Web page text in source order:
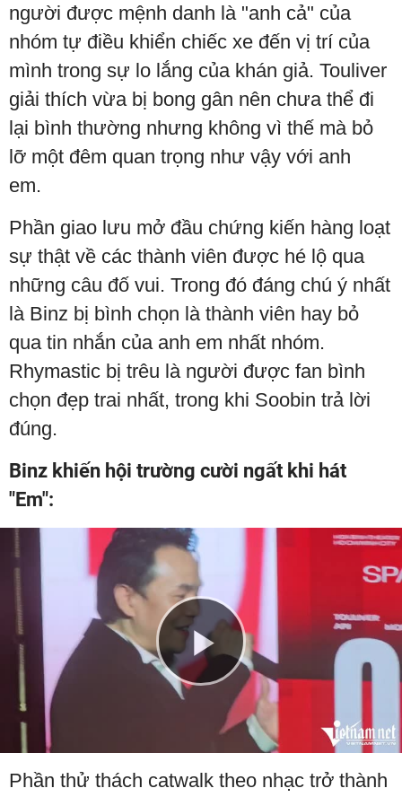
người được mệnh danh là "anh cả" của
nhóm tự điều khiển chiếc xe đến vị trí của
mình trong sự lo lắng của khán giả. Touliver
giải thích vừa bị bong gân nên chưa thể đi
lại bình thường nhưng không vì thế mà bỏ
lỡ một đêm quan trọng như vậy với anh
em.
Phần giao lưu mở đầu chứng kiến hàng loạt
sự thật về các thành viên được hé lộ qua
những câu đố vui. Trong đó đáng chú ý nhất
là Binz bị bình chọn là thành viên hay bỏ
qua tin nhắn của anh em nhất nhóm.
Rhymastic bị trêu là người được fan bình
chọn đẹp trai nhất, trong khi Soobin trả lời
đúng.
Binz khiến hội trường cười ngất khi hát
"Em":
Play
Video
Phần thử thách catwalk theo nhạc trở thành